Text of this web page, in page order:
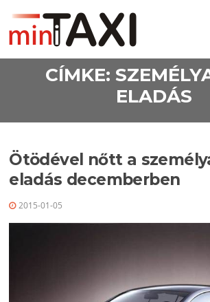
CÍMKE:
ELADÁS
Ötödével nőtt a
eladás decemberben
2015-01-05